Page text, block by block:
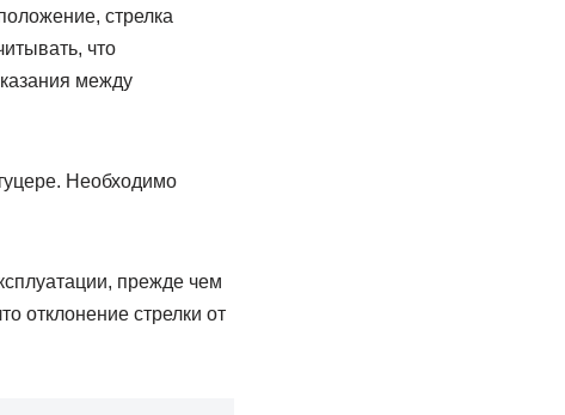
стрелка
что
между
Необходимо
прежде чем
отклонение стрелки от